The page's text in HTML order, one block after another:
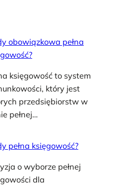
obowiązkowa pełna
księgowość to system
który jest
przedsiębiorstw w
pełnej…
pełna księgowość?
o wyborze pełnej
dla